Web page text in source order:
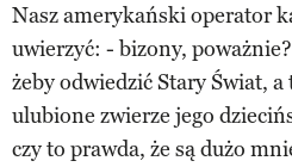
Nasz amerykański operator
uwierzyć: - bizony,
żeby odwiedzić Stary Świat,
ulubione zwierze jego
czy to prawda, że są dużo